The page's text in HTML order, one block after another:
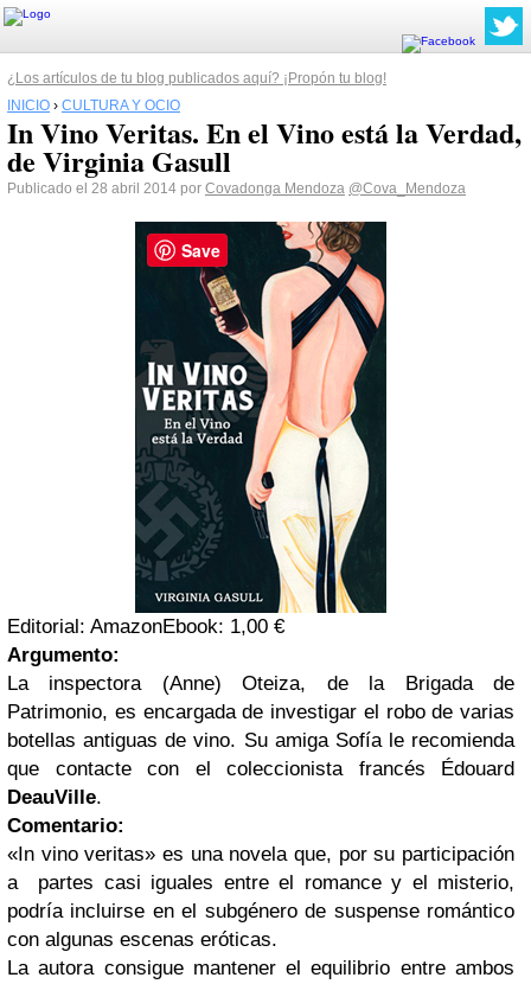
¿Los artículos de tu blog publicados aquí? ¡Propón tu blog!
INICIO › CULTURA Y OCIO
In Vino Veritas. En el Vino está la Verdad,
de Virginia Gasull
Publicado el 28 abril 2014 por Covadonga Mendoza @Cova_Mendoza
Editorial: AmazonEbook: 1,00 €
Argumento:
La inspectora (Anne) Oteiza, de la Brigada de
Patrimonio, es encargada de investigar el robo de varias
botellas antiguas de vino. Su amiga Sofía le recomienda
que contacte con el coleccionista francés Édouard
DeauVille.
Comentario:
«In vino veritas» es una novela que, por su participación
a partes casi iguales entre el romance y el misterio,
podría incluirse en el subgénero de suspense romántico
con algunas escenas eróticas.
La autora consigue mantener el equilibrio entre ambos
Save